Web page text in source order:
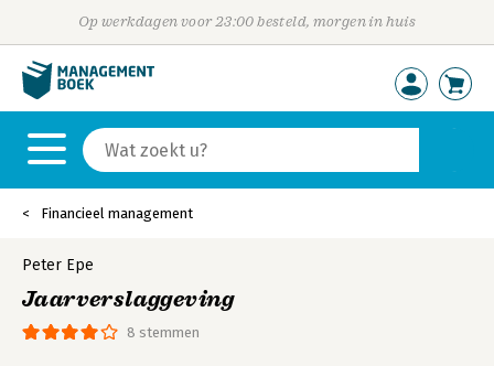
Op werkdagen voor 23:00 besteld, morgen in huis
Financieel management
8 stemmen
Peter Epe
Jaarverslaggeving